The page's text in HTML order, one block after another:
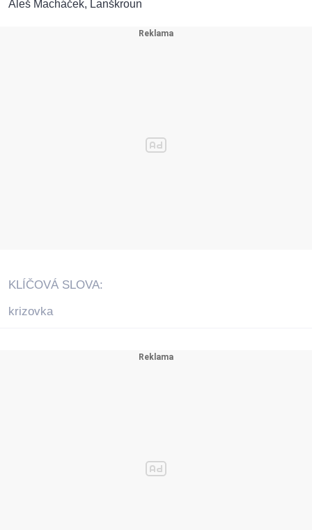
Aleš Macháček, Lanškroun
KLÍČOVÁ SLOVA:
krizovka